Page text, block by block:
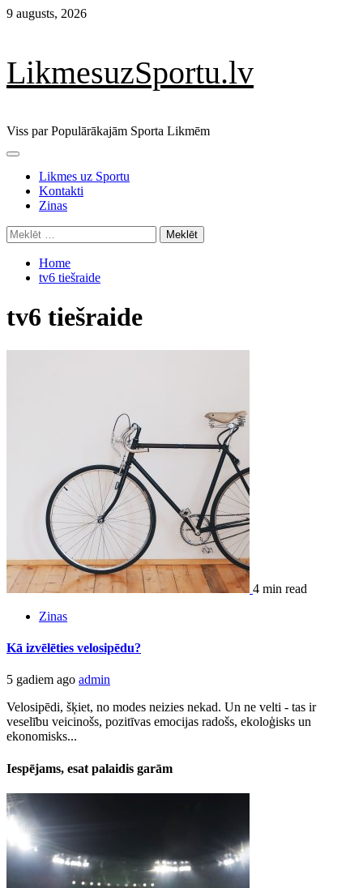
Skip
9 augusts, 2026
LikmesuzSportu.lv
Viss par Populārākajām Sporta Likmēm
Primary
Likmes uz Sportu
Kontakti
Zinas
Meklēt:
Home
tv6 tiešraide
tv6 tiešraide
4 min read
Zinas
Kā izvēlēties velosipēdu?
5 gadiem ago admin
Velosipēdi, šķiet, no modes neizies nekad. Un ne velti - tas ir
veselību veicinošs, pozitīvas emocijas radošs, ekoloģisks un
ekonomisks...
Iespējams, esat palaidis garām